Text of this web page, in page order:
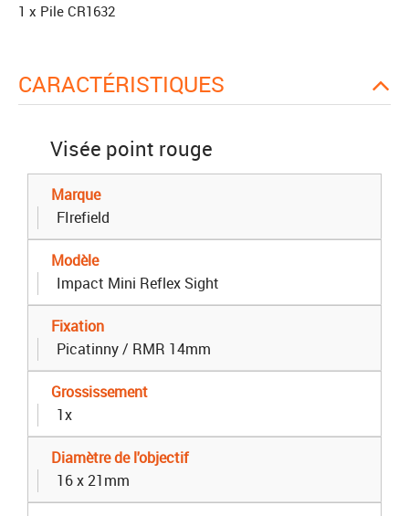
1 x Pile CR1632
CARACTÉRISTIQUES
Visée point rouge
Marque
FIrefield
Modèle
Impact Mini Reflex Sight
Fixation
Picatinny / RMR 14mm
Grossissement
1x
Diamètre de l'objectif
16 x 21mm